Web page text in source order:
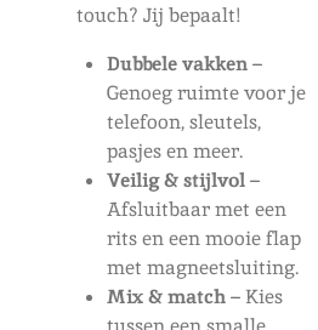
touch? Jij bepaalt!
Dubbele vakken–
Genoeg ruimte voor je
telefoon, sleutels,
pasjes en meer.
Veilig & stijlvol–
Afsluitbaar met een
rits en een mooie flap
met magneetsluiting.
Mix & match– Kies